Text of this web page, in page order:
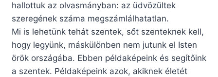
hallottuk az olvasmányban: az üdvözültek
szeregének száma megszámlálhatatlan.
Mi is lehetünk tehát szentek, sőt szenteknek kell,
hogy legyünk, máskülönben nem jutunk el Isten
örök országába. Ebben példaképeink és segítőink
a szentek. Példaképeink azok, akiknek életét